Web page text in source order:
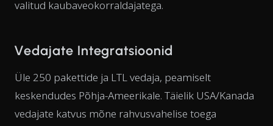
valitud kaubaveokorraldajatega.
Vedajate Integratsioonid
Üle 250 pakettide ja LTL vedaja, peamiselt
keskendudes Põhja-Ameerikale. Täielik USA/Kanada
vedajate katvus mõne rahvusvahelise toega